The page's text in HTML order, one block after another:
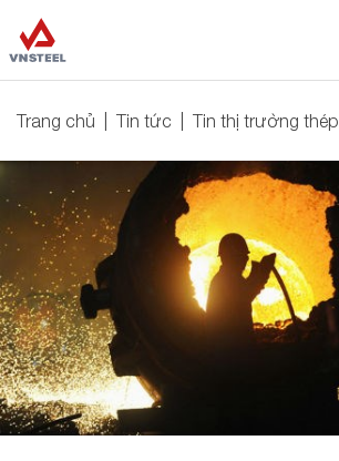
Trang chủ Tin tức Tin thị trường thép